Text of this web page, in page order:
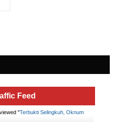
Feed
viewed "Terbukti Selingkuh, Oknum